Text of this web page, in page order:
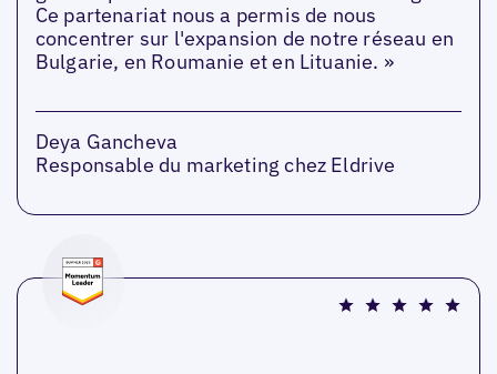
Ce partenariat nous a permis de nous
concentrer sur l'expansion de notre réseau en
Bulgarie, en Roumanie et en Lituanie. »
Deya Gancheva
Responsable du marketing chez Eldrive